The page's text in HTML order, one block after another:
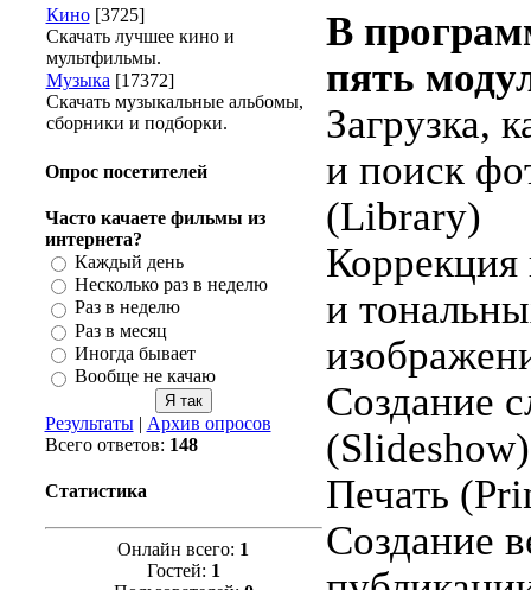
Кино [3725]
Скачать лучшее кино и
мультфильмы.
Музыка [17372]
Скачать музыкальные альбомы,
сборники и подборки.
Опрос посетителей
Часто качаете фильмы из
интернета?
Каждый день
Несколько раз в неделю
Раз в неделю
Раз в месяц
Иногда бывает
Вообще не качаю
Результаты| Архив опросов
Всего ответов: 148
Статистика
Онлайн всего: 1
Гостей: 1
В
пять
Загрузка,
и поиск
(Library)
Коррекция
и
Создание
(Slideshow)
Печать
Создание